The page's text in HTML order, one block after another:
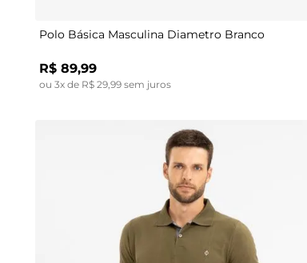
Polo Básica Masculina Diametro Branco
R$ 89,99
ou 3x de R$ 29 99 sem juros